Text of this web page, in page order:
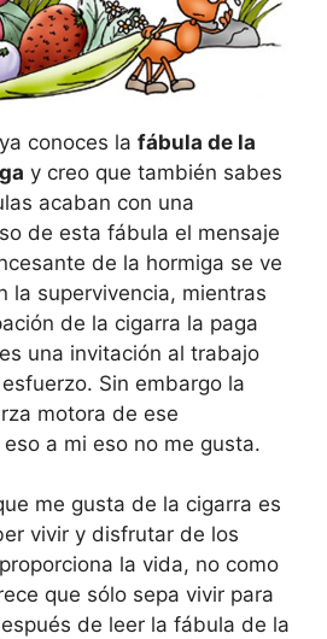
conoces la fábula de la
y creo que también sabes
acaban con una
de esta fábula el mensaje
de la hormiga se ve
la supervivencia, mientras
de la cigarra la paga
una invitación al trabajo
Sin embargo la
motora de ese
a mi eso no me gusta.
me gusta de la cigarra es
vivir y disfrutar de los
la vida, no como
que sólo sepa vivir para
de leer la fábula de la